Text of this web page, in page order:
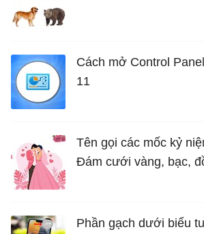
Cách mở Control
11
Tên gọi các mốc kỷ
Đám cưới vàng, bạc,
Phần gạch dưới biểu